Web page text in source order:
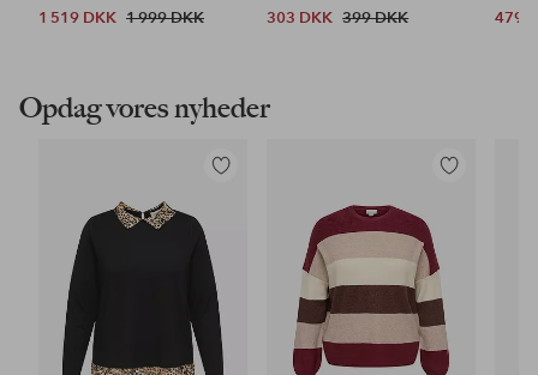
1 519 DKK 1 999 DKK
303 DKK 399 DKK
479
Opdag vores nyheder
Tilføj
Tilføj